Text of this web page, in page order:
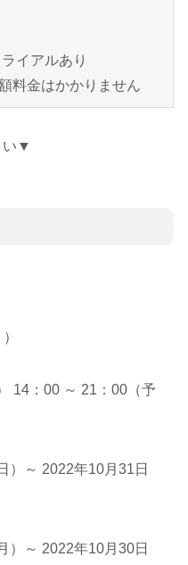
イアルあり
料金はかかりません
い▼
14：00 ～ 21：00（予
）～ 2022年10月31日
）～ 2022年10月30日